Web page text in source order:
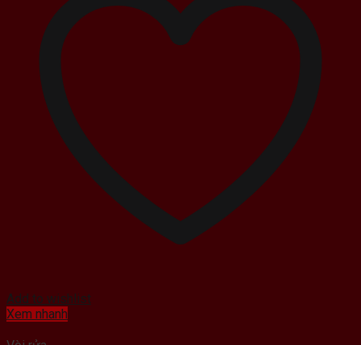
Add to wishlist
Xem nhanh